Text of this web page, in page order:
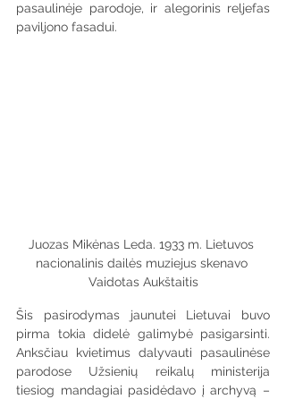
pasaulinėje parodoje, ir alegorinis reljefas
paviljono fasadui.
Juozas Mikėnas Leda. 1933 m. Lietuvos
nacionalinis dailės muziejus skenavo
Vaidotas Aukštaitis
Šis pasirodymas jaunutei Lietuvai buvo
pirma tokia didelė galimybė pasigarsinti.
Anksčiau kvietimus dalyvauti pasaulinėse
parodose Užsienių reikalų ministerija
tiesiog mandagiai pasidėdavo į archyvą –